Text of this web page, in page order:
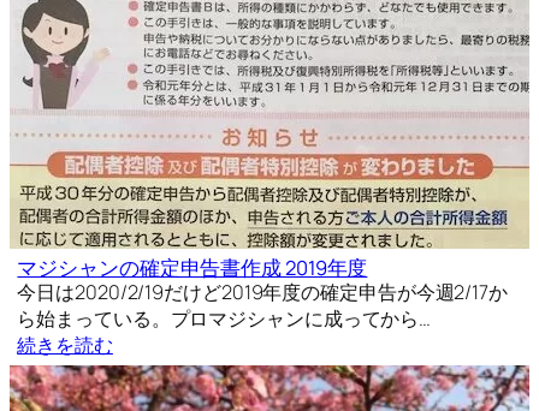
マジシャンの確定申告書作成 2019年度
今日は2020/2/19だけど2019年度の確定申告が今週2/17か
ら始まっている。プロマジシャンに成ってから…
続きを読む